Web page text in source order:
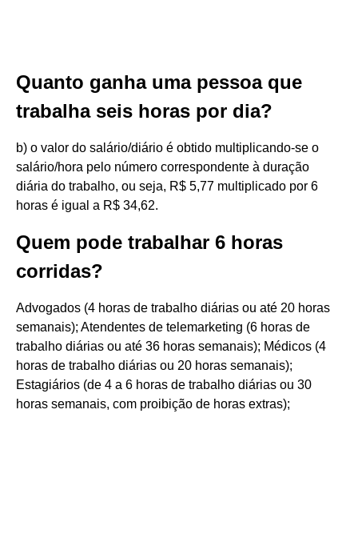
Quanto ganha uma pessoa que
trabalha seis horas por dia?
b) o valor do salário/diário é obtido multiplicando-se o
salário/hora pelo número correspondente à duração
diária do trabalho, ou seja, R$ 5,77 multiplicado por 6
horas é igual a R$ 34,62.
Quem pode trabalhar 6 horas
corridas?
Advogados (4 horas de trabalho diárias ou até 20 horas
semanais); Atendentes de telemarketing (6 horas de
trabalho diárias ou até 36 horas semanais); Médicos (4
horas de trabalho diárias ou 20 horas semanais);
Estagiários (de 4 a 6 horas de trabalho diárias ou 30
horas semanais, com proibição de horas extras);